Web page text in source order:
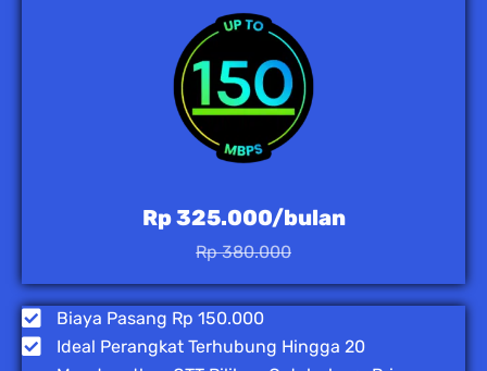
Rp 325.000/bulan
Rp 380.000
Biaya Pasang Rp 150.000
Ideal Perangkat Terhubung Hingga 20